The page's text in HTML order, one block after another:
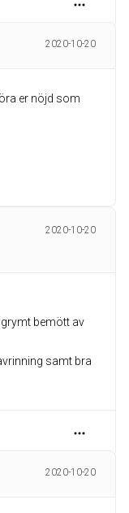
2020-10-20
er nöjd som
2020-10-20
bemött av
samt bra
2020-10-20